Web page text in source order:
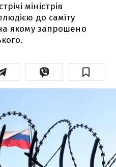
міністрів
до саміту
якому запрошено